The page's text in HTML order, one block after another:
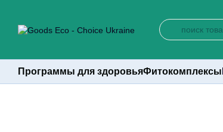
Программы для здоровьяФитокомплексы